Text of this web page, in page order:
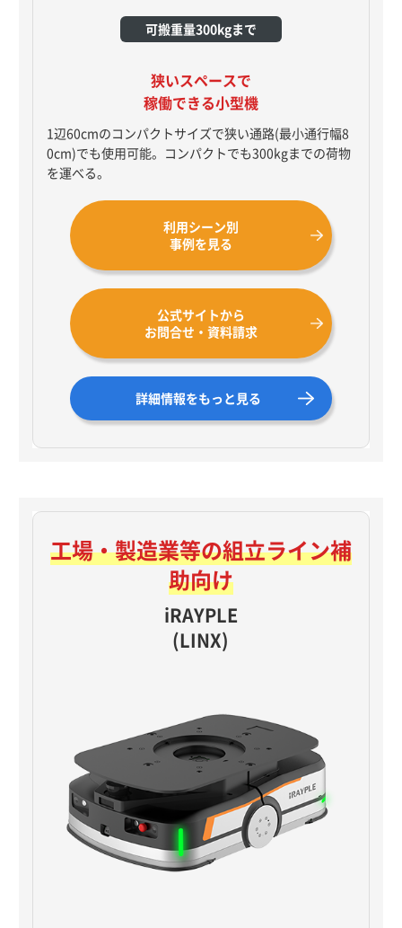
可搬重量300kgまで
狭いスペースで
稼働できる小型機
1辺60cmのコンパクトサイズで狭い通路(最小通行幅8
0cm)でも使用可能。コンパクトでも300kgまでの荷物
を運べる。
利用シーン別
事例を見る
公式サイトから
お問合せ・資料請求
詳細情報をもっと見る
工場・製造業等の組立ライン補
助向け
iRAYPLE
(LINX)